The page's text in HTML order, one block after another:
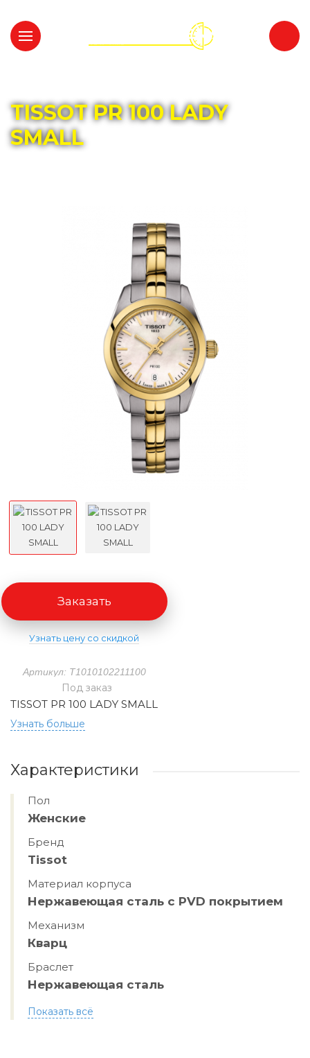
TISSOT PR 100 LADY
SMALL
Артикул: T1010102211100
Под заказ
TISSOT PR 100 LADY SMALL
Узнать больше
Заказать
Узнать цену со скидкой
Характеристики
Пол
Женские
Бренд
Tissot
Материал корпуса
Нержавеющая сталь с PVD покрытием
Механизм
Кварц
Браслет
Нержавеющая сталь
Показать всё